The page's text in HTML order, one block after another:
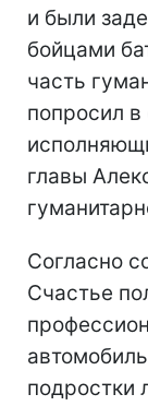
и были
бойцами
часть
попросил
главы
Согласно
Счастье
подростки